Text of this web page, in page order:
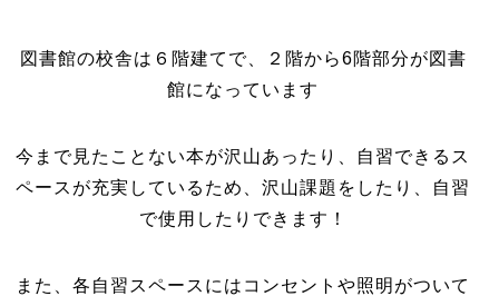
図書館の校舎は６階建てで、２階から6階部分が図書
館になっています
今まで見たことない本が沢山あったり、自習できるス
ペースが充実しているため、沢山課題をしたり、自習
で使用したりできます！
また、各自習スペースにはコンセントや照明がついて